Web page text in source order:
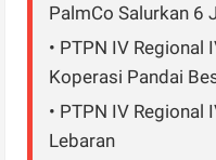
PalmCo Salurkan 6
• PTPN IV
Koperasi Pandai
• PTPN IV Regional
Lebaran